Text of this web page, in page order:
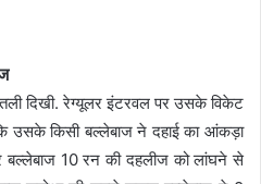
दिखी. रेग्यूलर इंटरवल पर उसके विकेट
उसके किसी बल्लेबाज ने दहाई का आंकड़ा
10 रन की दहलीज को लांघने से